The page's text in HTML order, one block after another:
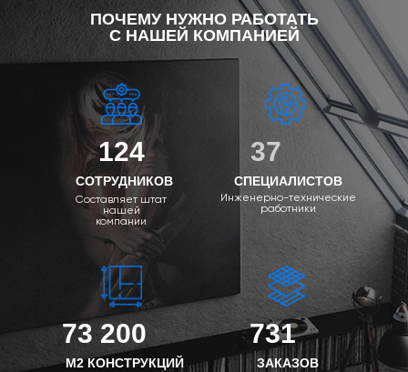
ПОЧЕМУ НУЖНО РАБОТАТЬ
С НАШЕЙ КОМПАНИЕЙ
124
СОТРУДНИКОВ
Составляет штат
нашей
компании
73 200
М2 КОНСТРУКЦИЙ
731
ЗАКАЗОВ
37
СПЕЦИАЛИСТОВ
Инженерно-технические
работники